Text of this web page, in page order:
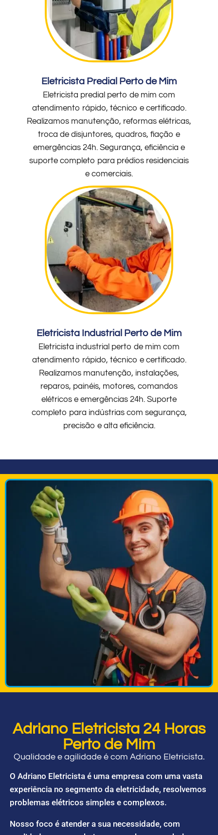
Eletricista Predial Perto de Mim
Eletricista predial perto de mim com
atendimento rápido, técnico e certificado.
Realizamos manutenção, reformas elétricas,
troca de disjuntores, quadros, fiação e
emergências 24h. Segurança, eficiência e
suporte completo para prédios residenciais
e comerciais.
Eletricista Industrial Perto de Mim
Eletricista industrial perto de mim com
atendimento rápido, técnico e certificado.
Realizamos manutenção, instalações,
reparos, painéis, motores, comandos
elétricos e emergências 24h. Suporte
completo para indústrias com segurança,
precisão e alta eficiência.
Adriano Eletricista 24 Horas
Perto de Mim
Qualidade e agilidade é com Adriano Eletricista.
O Adriano Eletricista é uma empresa com uma vasta
experiência no segmento da eletricidade, resolvemos
problemas elétricos simples e complexos.
Nosso foco é atender a sua necessidade, com